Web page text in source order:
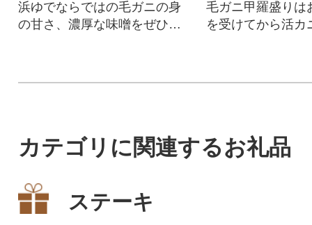
浜ゆでならではの毛ガニの身
の甘さ、濃厚な味噌をぜひ味
毛ガニ甲羅盛りは
を受けてから活カ
カテゴリに関連するお礼品
ステーキ